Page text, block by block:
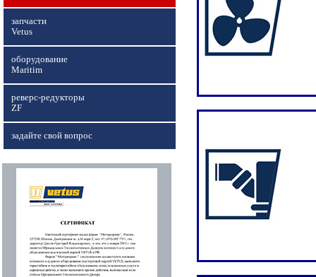
запчасти
Vetus
оборудование
Maritim
реверс-редукторы
ZF
задайте свой вопрос